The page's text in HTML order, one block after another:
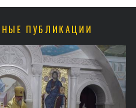
ПУБЛИКАЦИИ